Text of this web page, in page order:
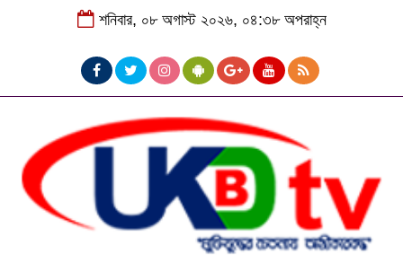
শনিবার, ০৮ অগাস্ট ২০২৬, ০৪:৩৮ অপরাহ্ন